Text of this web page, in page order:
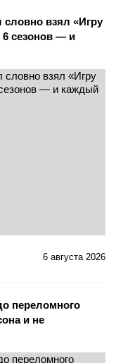
словно взял «Игру
6 сезонов — и
6 августа 2026
переломного
и не